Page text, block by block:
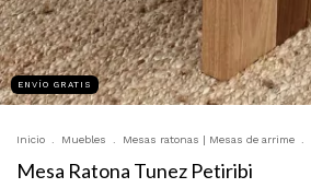
ENVÍO GRATIS
Inicio . Muebles . Mesas ratonas | Mesas de arrime .
Mesa Ratona Tunez Petiribi